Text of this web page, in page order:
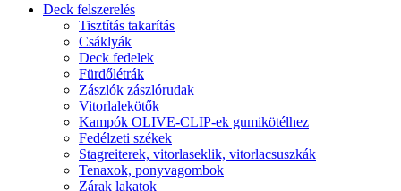
Deck felszerelés
Tisztítás takarítás
Csáklyák
Deck fedelek
Fürdőlétrák
Zászlók zászlórudak
Vitorlalekötők
Kampók OLIVE-CLIP-ek gumikötélhez
Fedélzeti székek
Stagreiterek, vitorlaseklik, vitorlacsuszkák
Tenaxok, ponyvagombok
Zárak lakatok